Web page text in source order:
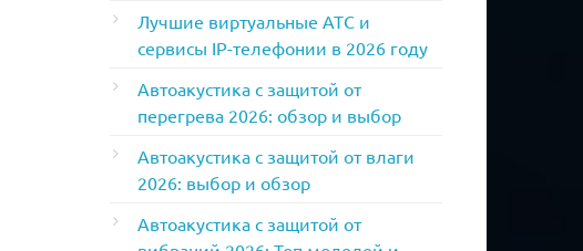
Лучшие виртуальные АТС и
сервисы IP-телефонии в 2026 году
Автоакустика с защитой от
перегрева 2026: обзор и выбор
Автоакустика с защитой от влаги
2026: выбор и обзор
Автоакустика с защитой от